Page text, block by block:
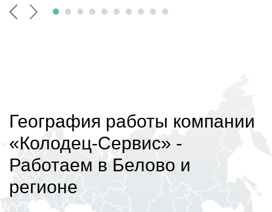
География работы компании
«Колодец-Сервис» -
Работаем в Белово и
регионе